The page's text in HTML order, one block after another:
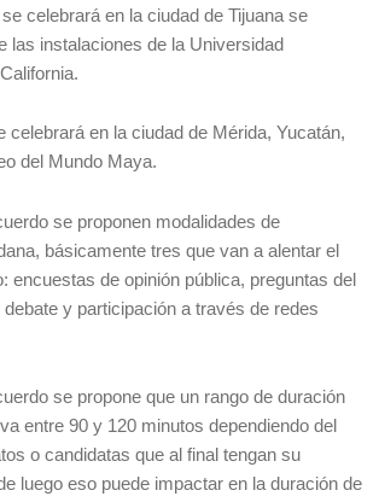
celebrará en la ciudad de Tijuana se
las instalaciones de la Universidad
celebrará en la ciudad de Mérida, Yucatán,
del Mundo Maya.
se proponen modalidades de
básicamente tres que van a alentar el
encuestas de opinión pública, preguntas del
y participación a través de redes
se propone que un rango de duración
entre 90 y 120 minutos dependiendo del
o candidatas que al final tengan su
luego eso puede impactar en la duración de